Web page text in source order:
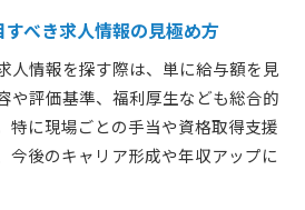
る大阪の求人事情
利な空調設備求人の選び方
される大阪の空調設備求人の特徴
で評価されるスキルと実績
格が活きる空調設備求人の魅力
べき求人情報の見極め方
人情報を探す際は、単に給与額を見
や評価基準、福利厚生なども総合的
特に現場ごとの手当や資格取得支援
今後のキャリア形成や年収アップに